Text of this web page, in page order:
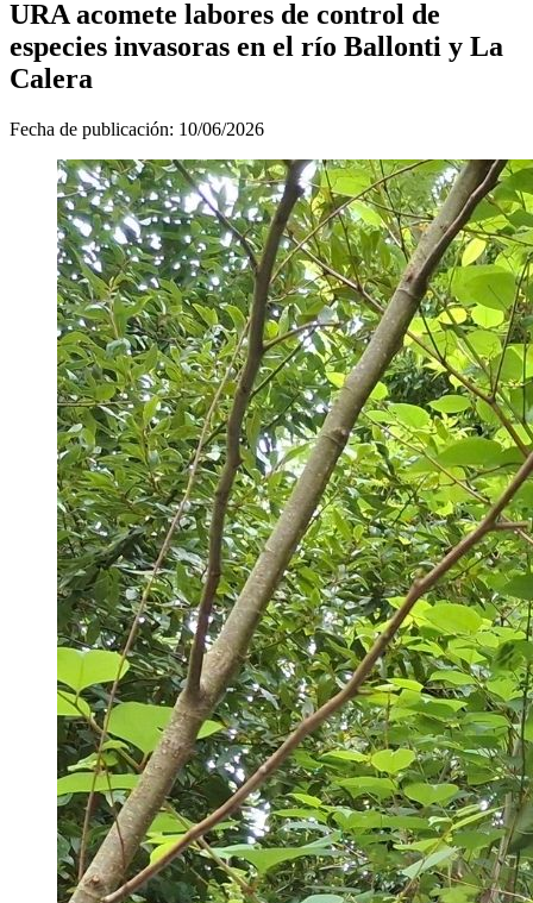
URA acomete labores de control de
especies invasoras en el río Ballonti y La
Calera
Fecha de publicación: 10/06/2026